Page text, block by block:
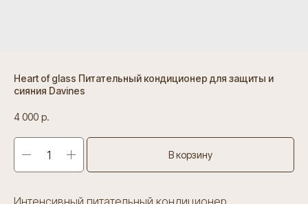
Heart of glass Питательный кондиционер для защиты и
сияния Davines
4 000 р.
В корзину